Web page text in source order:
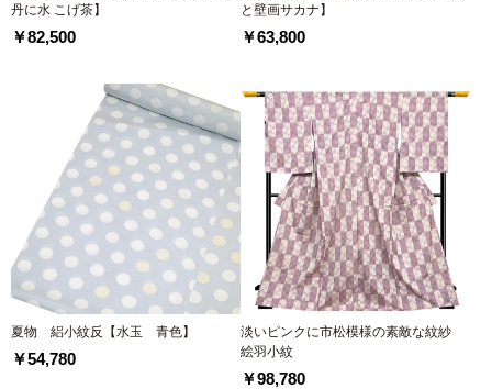
丹に水 こげ茶】
￥82,500
と壁画サカナ】
￥63,800
夏物 絽小紋反【水玉 青色】
￥54,780
淡いピンクに市松模様の素敵な紋紗
絵羽小紋
￥98,780